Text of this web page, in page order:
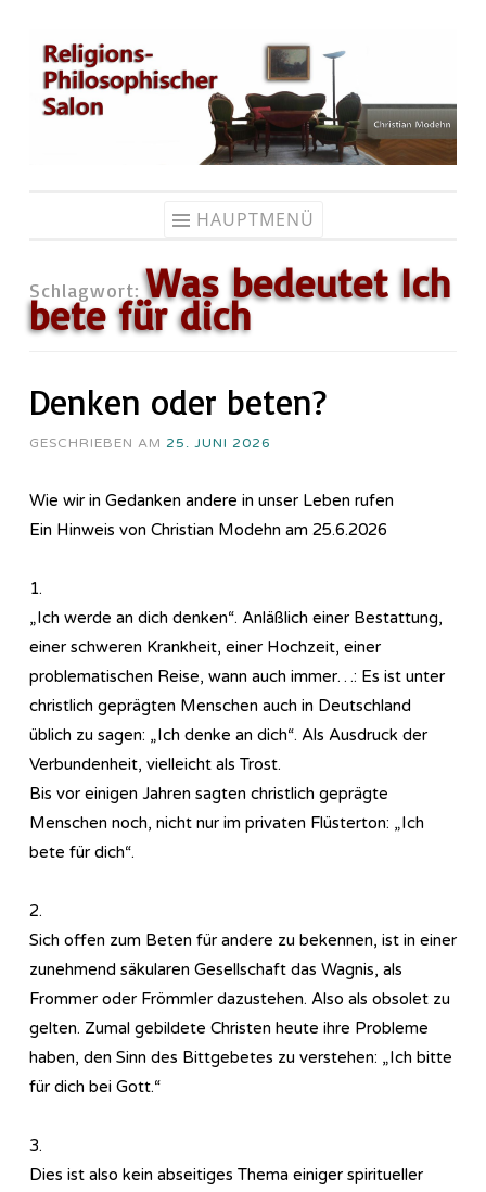
Zum
Inhalt
springen
HAUPTMENÜ
Schlagwort:Was bedeutet Ich
bete für dich
Denken oder beten?
GESCHRIEBEN AM 25. JUNI 2026
Wie wir in Gedanken andere in unser Leben rufen
Ein Hinweis von Christian Modehn am 25.6.2026
1.
„Ich werde an dich denken“. Anläßlich einer Bestattung,
einer schweren Krankheit, einer Hochzeit, einer
problematischen Reise, wann auch immer…: Es ist unter
christlich geprägten Menschen auch in Deutschland
üblich zu sagen: „Ich denke an dich“. Als Ausdruck der
Verbundenheit, vielleicht als Trost.
Bis vor einigen Jahren sagten christlich geprägte
Menschen noch, nicht nur im privaten Flüsterton: „Ich
bete für dich“.
2.
Sich offen zum Beten für andere zu bekennen, ist in einer
zunehmend säkularen Gesellschaft das Wagnis, als
Frommer oder Frömmler dazustehen. Also als obsolet zu
gelten. Zumal gebildete Christen heute ihre Probleme
haben, den Sinn des Bittgebetes zu verstehen: „Ich bitte
für dich bei Gott.“
3.
Dies ist also kein abseitiges Thema einiger spiritueller